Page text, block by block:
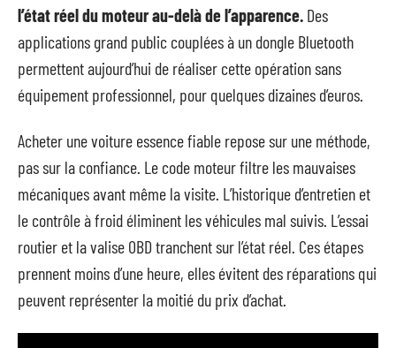
l’état réel du moteur au-delà de l’apparence. Des
applications grand public couplées à un dongle Bluetooth
permettent aujourd’hui de réaliser cette opération sans
équipement professionnel, pour quelques dizaines d’euros.
Acheter une voiture essence fiable repose sur une méthode,
pas sur la confiance. Le code moteur filtre les mauvaises
mécaniques avant même la visite. L’historique d’entretien et
le contrôle à froid éliminent les véhicules mal suivis. L’essai
routier et la valise OBD tranchent sur l’état réel. Ces étapes
prennent moins d’une heure, elles évitent des réparations qui
peuvent représenter la moitié du prix d’achat.